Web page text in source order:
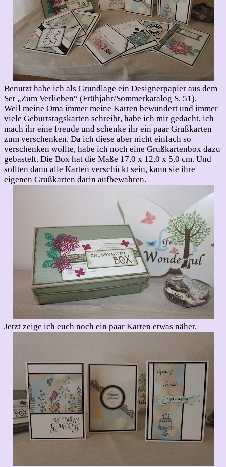
Benutzt habe ich als Grundlage ein Designerpapier aus dem
Set „Zum Verlieben“ (Frühjahr/Sommerkatalog S. 51).
Weil meine Oma immer meine Karten bewundert und immer
viele Geburtstagskarten schreibt, habe ich mir gedacht, ich
mach ihr eine Freude und schenke ihr ein paar Grußkarten
zum verschenken. Da ich diese aber nicht einfach so
verschenken wollte, habe ich noch eine Grußkartenbox dazu
gebastelt. Die Box hat die Maße 17,0 x 12,0 x 5,0 cm. Und
sollten dann alle Karten verschickt sein, kann sie ihre
eigenen Grußkarten darin aufbewahren.
Jetzt zeige ich euch noch ein paar Karten etwas näher.